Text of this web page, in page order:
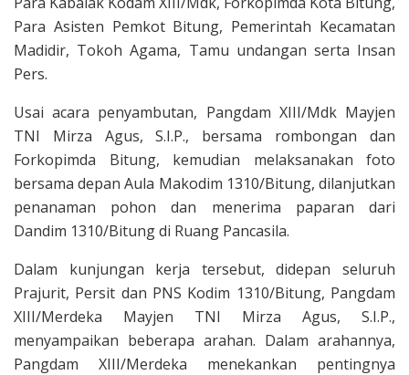
Para Asisten Pemkot Bitung, Pemerintah Kecamatan
Madidir, Tokoh Agama, Tamu undangan serta Insan
Pers.
Usai acara penyambutan, Pangdam XIII/Mdk Mayjen
TNI Mirza Agus, S.I.P., bersama rombongan dan
Forkopimda Bitung, kemudian melaksanakan foto
bersama depan Aula Makodim 1310/Bitung, dilanjutkan
penanaman pohon dan menerima paparan dari
Dandim 1310/Bitung di Ruang Pancasila.
Dalam kunjungan kerja tersebut, didepan seluruh
Prajurit, Persit dan PNS Kodim 1310/Bitung, Pangdam
XIII/Merdeka Mayjen TNI Mirza Agus, S.I.P.,
menyampaikan beberapa arahan. Dalam arahannya,
Pangdam XIII/Merdeka menekankan pentingnya